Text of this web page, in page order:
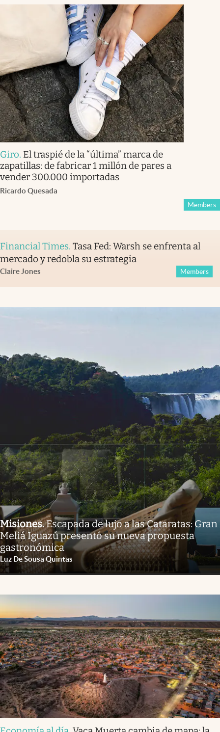
Giro. El traspié de la “última” marca de
zapatillas: de fabricar 1 millón de pares a
vender 300.000 importadas
Ricardo Quesada
Members
Financial Times. Tasa Fed: Warsh se enfrenta al
mercado y redobla su estrategia
Claire Jones Members
Misiones.Escapada de lujo a las Cataratas: Gran
Meliá Iguazú presentó su nueva propuesta
gastronómica
Luz De Sousa Quintas